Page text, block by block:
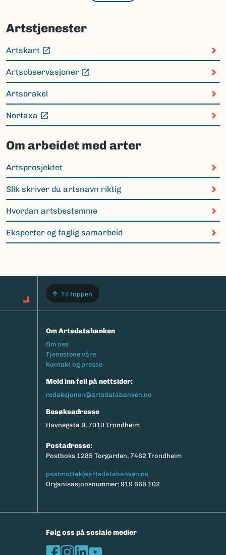
Artstjenester
Artskart
(Ekstern lenke)
Artsobservasjoner
(Ekstern lenke)
Artsorakel
Nortaxa
(Ekstern lenke)
Om arbeidet med arter
Artsprosjektet
Slik skriver du artsnavn riktig
Hvordan artsbestemme
Eksperter og faglig samarbeid
Til toppen
Om Artsdatabanken
Footermeny
Om oss
Tjenestene våre
Kontakt og presse
Meld inn feil på nettsider:
redaksjonen@artsdatabanken.no
Besøksadresse
Havnegata 9, 7010 Trondheim
Postadresse:
Postboks 1285 Torgarden, 7462 Trondheim
postmottak@artsdatabanken.no
Organisasjonsnummer: 919 666 102
Følg oss på sosiale medier